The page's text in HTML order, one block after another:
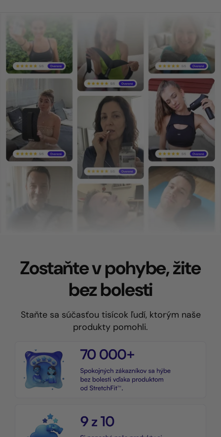
Zostaňte v pohybe, žite
bez bolesti
Staňte sa súčasťou tisícok ľudí, ktorým naše
produkty pomohli.